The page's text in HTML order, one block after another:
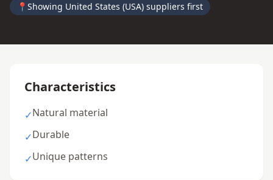
📍 Showing United States (USA) suppliers first
Characteristics
✓Natural material
✓Durable
✓Unique patterns